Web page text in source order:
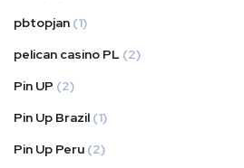
pbtopjan (1)
pelican casino PL (2)
Pin UP (2)
Pin Up Brazil (1)
Pin Up Peru (2)